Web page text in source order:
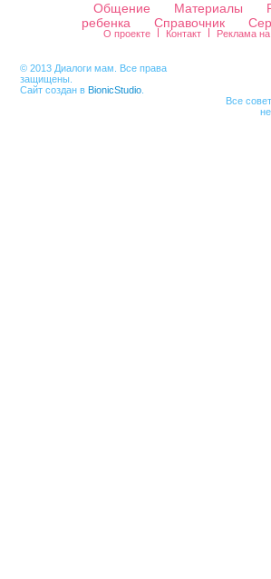
Общение Материалы
ребенка
Справочник
О проекте Контакт Реклама
© 2013 Диалоги мам. Все права
защищены.
Сайт создан в BionicStudio
Все